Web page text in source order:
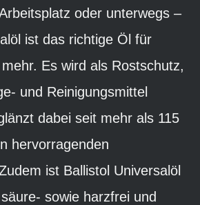
oder unterwegs –
ist das richtige Öl für
Es wird als Rostschutz,
und Reinigungsmittel
dabei seit mehr als 115
hervorragenden
ist Ballistol Universalöl
sowie harzfrei und